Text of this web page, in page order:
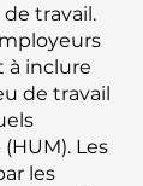
travail.
à inclure
de travail
Les
les